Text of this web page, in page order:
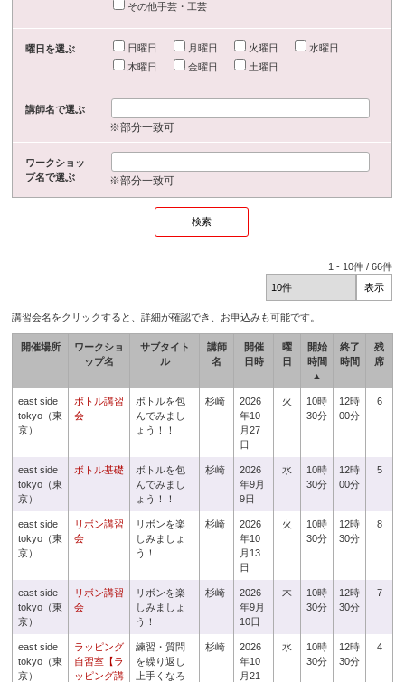
その他手芸・工芸
曜日を選ぶ 日曜日 月曜日 火曜日
水曜日
木曜日
金曜日 土曜日
講師名で選ぶ
※部分一致可
ワークショッ
プ名で選ぶ
※部分一致可
1 - 10件 /66件
講習会名をクリックすると、詳細が確認でき、お申込みも可能です。
開催場所
ワークショ
ップ名
サブタイト
ル
講師
名
開催
日時
曜
日
開始
時間
▲
終了
時間
残
席
east side
tokyo（東
京）
ボトル講習
会
ボトルを包
んでみまし
ょう！！
杉崎
2026
年10
月27
日
火
10時
30分
12時
00分
6
east side
tokyo（東
京）
ボトル基礎
ボトルを包
んでみまし
ょう！！
杉崎
2026
年9月
9日
水
10時
30分
12時
00分
5
east side
tokyo（東
京）
リボン講習
会
リボンを楽
しみましょ
う！
杉崎
2026
年10
月13
日
火
10時
30分
12時
30分
8
east side
tokyo（東
京）
リボン講習
会
リボンを楽
しみましょ
う！
杉崎
2026
年9月
10日
木
10時
30分
12時
30分
7
east side
tokyo（東
京）
ラッピング
自習室【ラ
ッピング講
練習・質問
を繰り返し
上手くなろ
杉崎
2026
年10
月21
水
10時
30分
12時
30分
4